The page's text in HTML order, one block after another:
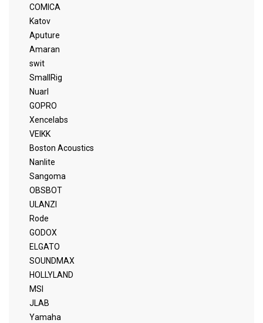
COMICA
Katov
Aputure
Amaran
swit
SmallRig
Nuarl
GOPRO
Xencelabs
VEIKK
Boston Acoustics
Nanlite
Sangoma
OBSBOT
ULANZI
Rode
GODOX
ELGATO
SOUNDMAX
HOLLYLAND
MSI
JLAB
Yamaha